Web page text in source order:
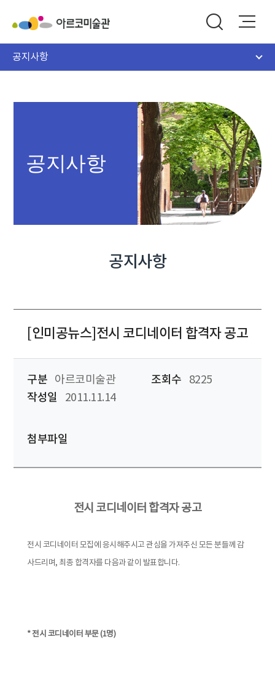
공지사항
공지사항
공지사항
[인미공뉴스]전시 코디네이터 합격자 공고
구분 아르코미술관 조회수
8225
작성일
2011.11.14
첨부파일
전시 코디네이터 합격자 공고
전시 코디네이터 모집에 응시해주시고 관심을 가져주신 모든 분들께 감
사드리며, 최종 합격자를 다음과 같이 발표합니다.
* 전시 코디네이터 부문 (1명)